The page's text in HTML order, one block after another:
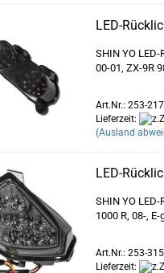
LED-
SHIN YO
00-01, ZX-9R
Art.Nr.: 253-217
Lieferzeit:
(Ausland
LED-
SHIN YO
1000 R, 08-,
Art.Nr.: 253-315
Lieferzeit: